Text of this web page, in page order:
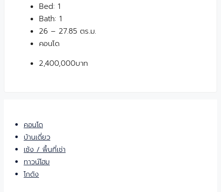
Bed: 1
Bath: 1
26 – 27.85 ตร.ม.
คอนโด
2,400,000บาท
คอนโด
บ้านเดี่ยว
เซ้ง / พื้นที่เช่า
ทาวน์โฮม
โกดัง